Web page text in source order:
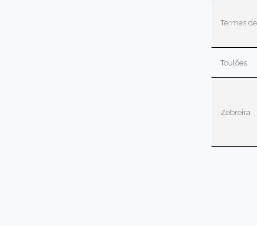
Termas
Toulões
Zebreira